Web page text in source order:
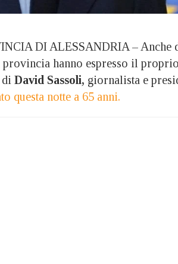
DI ALESSANDRIA –
provincia hanno espresso il proprio
David Sassoli, giornalista e
questa notte a 65 anni.